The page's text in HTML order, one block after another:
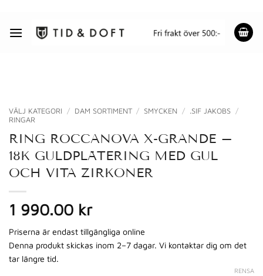
content
VÄLJ KATEGORI / DAM SORTIMENT / SMYCKEN / .SIF JAKOBS
/
RINGAR
RING ROCCANOVA X-GRANDE –
18K GULDPLÄTERING MED GUL
OCH VITA ZIRKONER
1 990.00 kr
Priserna är endast tillgängliga online
Denna produkt skickas inom 2–7 dagar. Vi kontaktar dig om det
tar längre tid.
RENSA